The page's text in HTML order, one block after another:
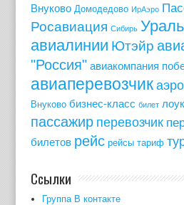
Внуково Домодедово ИрАэро
Росавиация Сибирь
авиалинии Ютэйр
"Россия" авиакомпания
авиаперевозчик
Внуково бизнес-класс билет
пассажир перевозчик
билетов рейс рейсы тариф
Ссылки
Группа В контакте